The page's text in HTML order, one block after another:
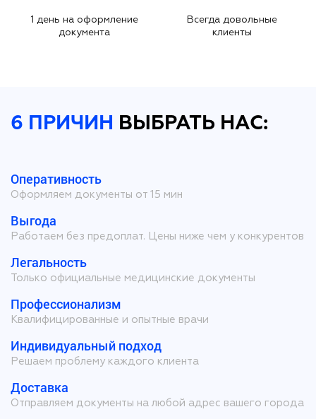
1 день на оформление
документа
Всегда довольные
клиенты
6 ПРИЧИН ВЫБРАТЬ НАС:
Оперативность
Оформляем документы от 15 мин
Выгода
Работаем без предоплат. Цены ниже чем у конкурентов
Легальность
Только официальные медицинские документы
Профессионализм
Квалифицированные и опытные врачи
Индивидуальный подход
Решаем проблему каждого клиента
Доставка
Отправляем документы на любой адрес вашего города